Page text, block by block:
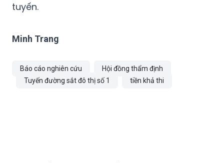
tuyến.
Minh Trang
Báo cáo nghiên cứu
Hội đồng thẩm định
Tuyến đường sắt đô thị số 1
tiền khả thi